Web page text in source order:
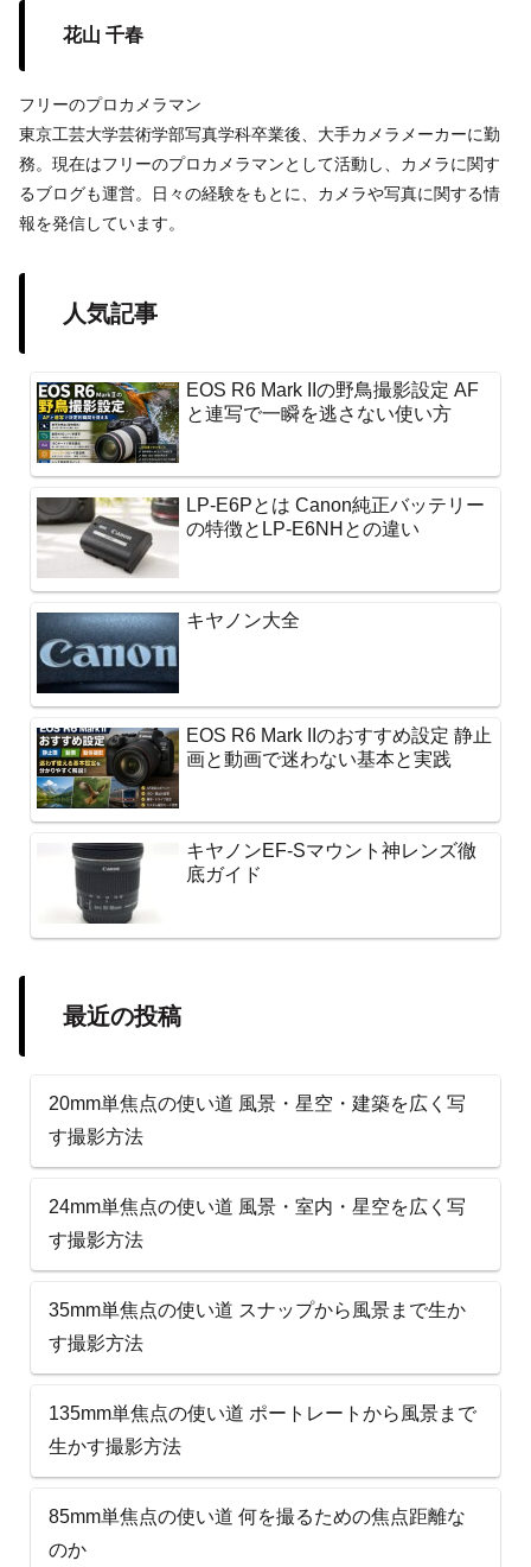
花山 千春
フリーのプロカメラマン
東京工芸大学芸術学部写真学科卒業後、大手カメラメーカーに勤
務。現在はフリーのプロカメラマンとして活動し、カメラに関す
るブログも運営。日々の経験をもとに、カメラや写真に関する情
報を発信しています。
人気記事
EOS R6 Mark IIの野鳥撮影設定 AF
と連写で一瞬を逃さない使い方
LP-E6Pとは Canon純正バッテリー
の特徴とLP-E6NHとの違い
キヤノン大全
EOS R6 Mark IIのおすすめ設定 静止
画と動画で迷わない基本と実践
キヤノンEF-Sマウント神レンズ徹
底ガイド
最近の投稿
20mm単焦点の使い道 風景・星空・建築を広く写
す撮影方法
24mm単焦点の使い道 風景・室内・星空を広く写
す撮影方法
35mm単焦点の使い道 スナップから風景まで生か
す撮影方法
135mm単焦点の使い道 ポートレートから風景まで
生かす撮影方法
85mm単焦点の使い道 何を撮るための焦点距離な
のか